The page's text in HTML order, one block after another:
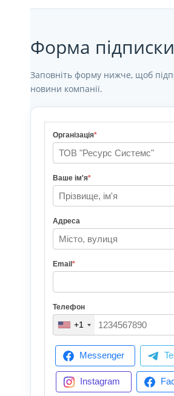
Форма підписки
Заповніть форму нижче, щоб
новини компанії.
Організація*
Ваше ім'я*
Адреса
Email *
Телефон
+1
Messenger
Instagram